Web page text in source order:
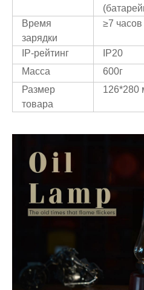
Время
зарядки
≥7 часов
IP-рейтинг
IP20
Масса
600г
Размер
товара
126*280